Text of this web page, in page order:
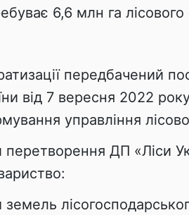
6,6 млн га
передбачений
від 7 вересня 2022
управління
ДП «Ліси